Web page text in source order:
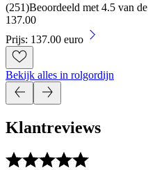
(251)Beoordeeld met 4.5 van
137.00
Prijs: 137.00 euro
Bekijk alles in rolgordijn
Klantreviews